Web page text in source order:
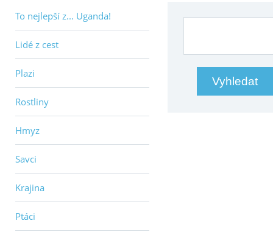
To nejlepší z... Uganda!
Lidé z cest
Plazi
Rostliny
Hmyz
Savci
Krajina
Ptáci